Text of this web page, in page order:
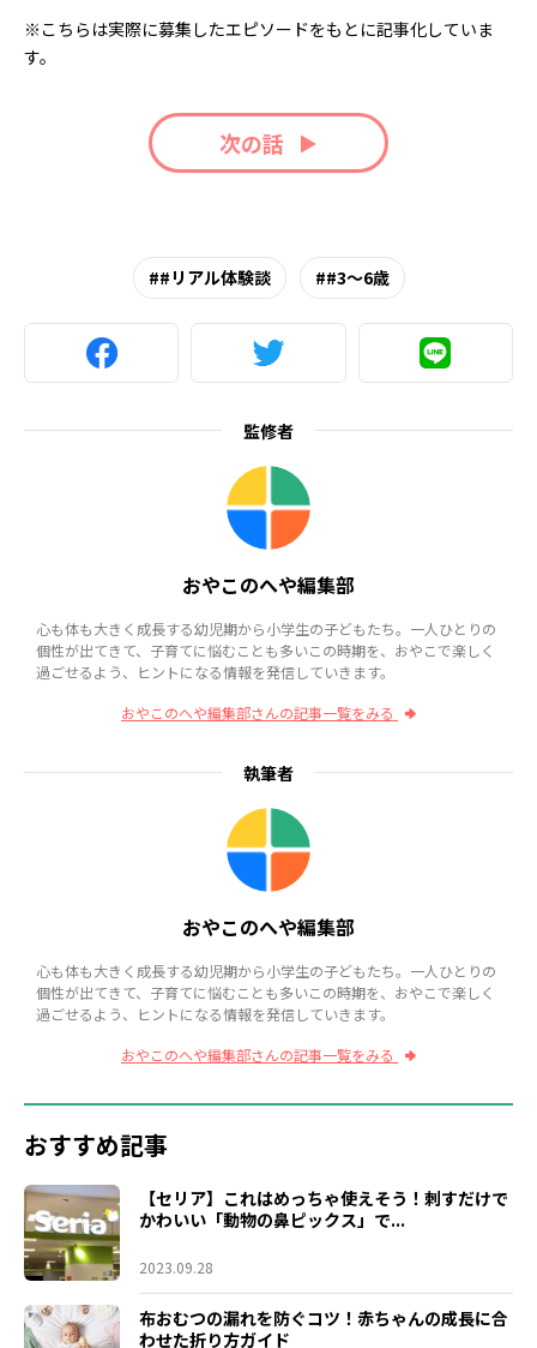
※こちらは実際に募集したエピソードをもとに記事化していま
す。
次の話
#リアル体験談 #3～6歳
監修者
おやこのへや編集部
心も体も大きく成長する幼児期から小学生の子どもたち。一人ひとりの
個性が出てきて、子育てに悩むことも多いこの時期を、おやこで楽しく
過ごせるよう、ヒントになる情報を発信していきます。
おやこのへや編集部さんの記事一覧をみる
執筆者
おやこのへや編集部
心も体も大きく成長する幼児期から小学生の子どもたち。一人ひとりの
個性が出てきて、子育てに悩むことも多いこの時期を、おやこで楽しく
過ごせるよう、ヒントになる情報を発信していきます。
おやこのへや編集部さんの記事一覧をみる
おすすめ記事
【セリア】これはめっちゃ使えそう！刺すだけで
かわいい「動物の鼻ピックス」で...
2023.09.28
布おむつの漏れを防ぐコツ！赤ちゃんの成長に合
わせた折り方ガイド